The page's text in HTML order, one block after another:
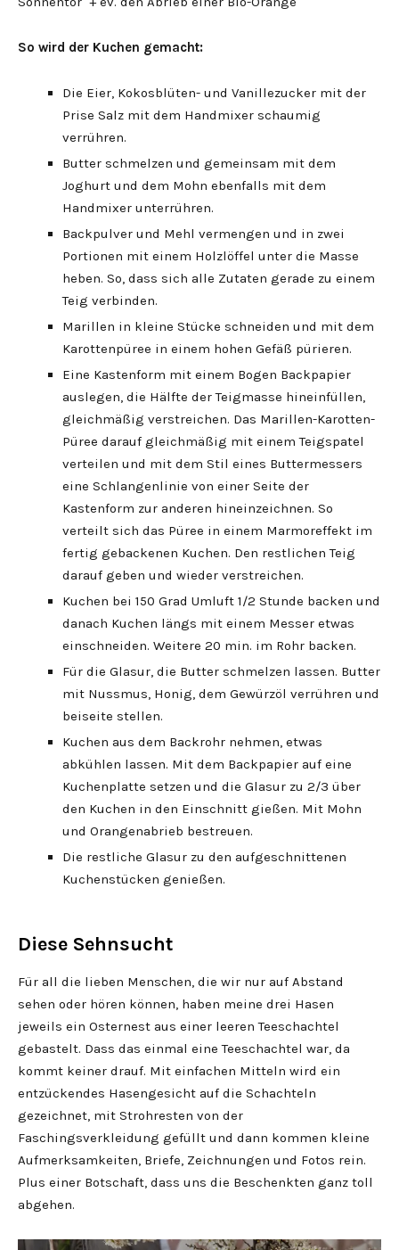
So wird der Kuchen gemacht:
Die Eier, Kokosblüten- und Vanillezucker mit der
Prise Salz mit dem Handmixer schaumig
verrühren.
Butter schmelzen und gemeinsam mit dem
Joghurt und dem Mohn ebenfalls mit dem
Handmixer unterrühren.
Backpulver und Mehl vermengen und in zwei
Portionen mit einem Holzlöffel unter die Masse
heben. So, dass sich alle Zutaten gerade zu einem
Teig verbinden.
Marillen in kleine Stücke schneiden und mit dem
Karottenpüree in einem hohen Gefäß pürieren.
Eine Kastenform mit einem Bogen Backpapier
auslegen, die Hälfte der Teigmasse hineinfüllen,
gleichmäßig verstreichen. Das Marillen-Karotten-
Püree darauf gleichmäßig mit einem Teigspatel
verteilen und mit dem Stil eines Buttermessers
eine Schlangenlinie von einer Seite der
Kastenform zur anderen hineinzeichnen. So
verteilt sich das Püree in einem Marmoreffekt im
fertig gebackenen Kuchen. Den restlichen Teig
darauf geben und wieder verstreichen.
Kuchen bei 150 Grad Umluft 1/2 Stunde backen und
danach Kuchen längs mit einem Messer etwas
einschneiden. Weitere 20 min. im Rohr backen.
Für die Glasur, die Butter schmelzen lassen. Butter
mit Nussmus, Honig, dem Gewürzöl verrühren und
beiseite stellen.
Kuchen aus dem Backrohr nehmen, etwas
abkühlen lassen. Mit dem Backpapier auf eine
Kuchenplatte setzen und die Glasur zu 2/3 über
den Kuchen in den Einschnitt gießen. Mit Mohn
und Orangenabrieb bestreuen.
Die restliche Glasur zu den aufgeschnittenen
Kuchenstücken genießen.
Diese Sehnsucht
Für all die lieben Menschen, die wir nur auf Abstand
sehen oder hören können, haben meine drei Hasen
jeweils ein Osternest aus einer leeren Teeschachtel
gebastelt. Dass das einmal eine Teeschachtel war, da
kommt keiner drauf. Mit einfachen Mitteln wird ein
entzückendes Hasengesicht auf die Schachteln
gezeichnet, mit Strohresten von der
Faschingsverkleidung gefüllt und dann kommen kleine
Aufmerksamkeiten, Briefe, Zeichnungen und Fotos rein.
Plus einer Botschaft, dass uns die Beschenkten ganz toll
abgehen.